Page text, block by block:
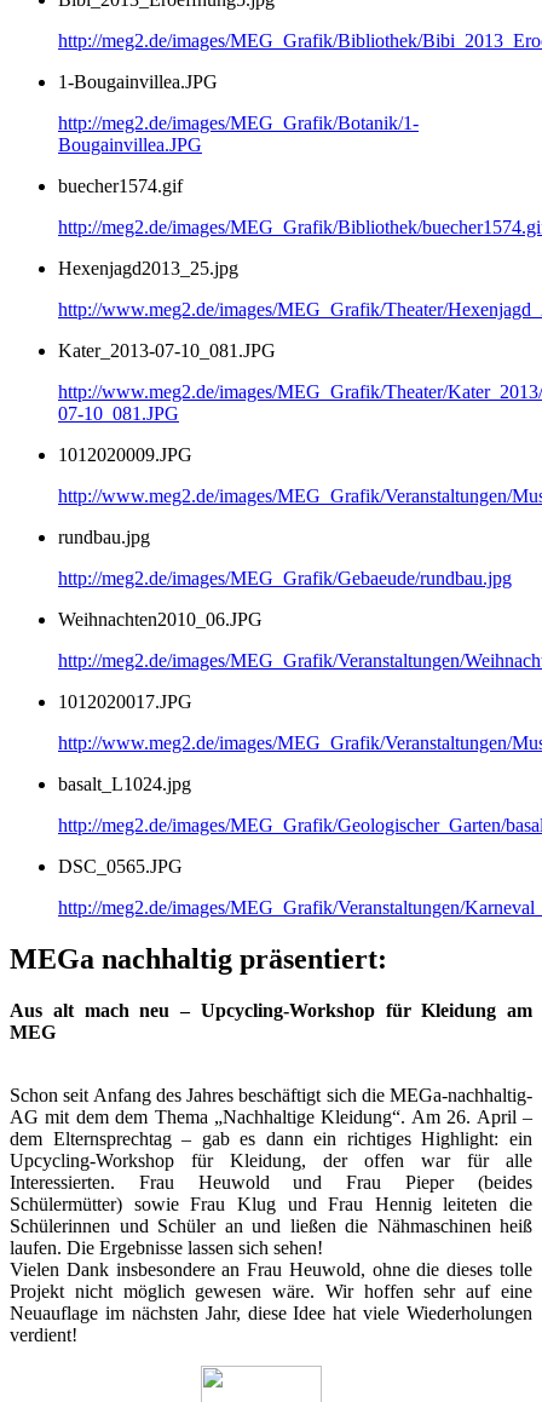
http://meg2.de/images/MEG_Grafik/Bibliothek/
1-Bougainvillea.JPG
http://meg2.de/images/MEG_Grafik/Botanik/1-
Bougainvillea.JPG
buecher1574.gif
http://meg2.de/images/MEG_Grafik/Bibliothek/
Hexenjagd2013_25.jpg
http://www.meg2.de/images/MEG_Grafik/Theater/
Kater_2013-07-10_081.JPG
http://www.meg2.de/images/MEG_Grafik/Theater/
07-10_081.JPG
1012020009.JPG
http://www.meg2.de/images/MEG_Grafik/Veranstaltungen/
rundbau.jpg
http://meg2.de/images/MEG_Grafik/Gebaeude/rundbau.jpg
Weihnachten2010_06.JPG
http://meg2.de/images/MEG_Grafik/Veranstaltungen/
1012020017.JPG
http://www.meg2.de/images/MEG_Grafik/Veranstaltungen/
basalt_L1024.jpg
http://meg2.de/images/MEG_Grafik/Geologischer_Garten/
DSC_0565.JPG
http://meg2.de/images/MEG_Grafik/Veranstaltungen/
MEGa nachhaltig präsentiert:
Aus alt mach neu – Upcycling-Workshop für Kleidung am
MEG
Schon seit Anfang des Jahres beschäftigt sich die MEGa-nachhaltig-
AG mit dem dem Thema „Nachhaltige Kleidung“. Am 26. April –
dem Elternsprechtag – gab es dann ein richtiges Highlight: ein
Upcycling-Workshop für Kleidung, der offen war für alle
Interessierten. Frau Heuwold und Frau Pieper (beides
Schülermütter) sowie Frau Klug und Frau Hennig leiteten die
Schülerinnen und Schüler an und ließen die Nähmaschinen heiß
laufen. Die Ergebnisse lassen sich sehen!
Vielen Dank insbesondere an Frau Heuwold, ohne die dieses tolle
Projekt nicht möglich gewesen wäre. Wir hoffen sehr auf eine
Neuauflage im nächsten Jahr, diese Idee hat viele Wiederholungen
verdient!